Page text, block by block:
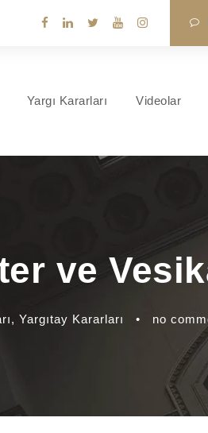
Yargı Kararları Videolar
ve
, Yargıtay Kararları • no